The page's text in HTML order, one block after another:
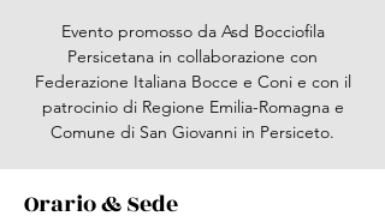
Evento promosso da Asd Bocciofila
Persicetana in collaborazione con
Federazione Italiana Bocce e Coni e con il
patrocinio di Regione Emilia-Romagna e
Comune di San Giovanni in Persiceto.
Orario & Sede